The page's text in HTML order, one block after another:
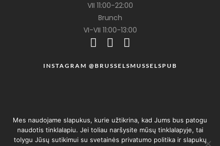
VII 11:00-22:00
Brunch
VI-VII 11:00-13:00
INSTAGRAM @BRUSSELSMUSSELSPUB
Mes naudojame slapukus, kurie užtikrina, kad Jums bus patogu
naudotis tinklalapiu. Jei toliau naršysite mūsų tinklalapyje, tai
tolygu Jūsų sutikimui su svetainės privatumo politika ir slapukų